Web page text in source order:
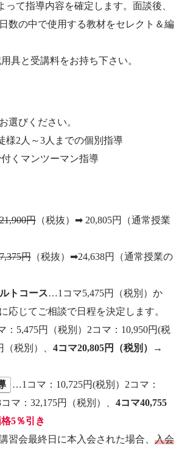
って指導内容を確定します。面談後、
数の中で使用する教材をセレクト＆編
具と受講料をお持ち下さい。
びください。
2人～3人までの個別指導
くマンツーマン指導
21,900円 （税抜）➡ 20,805円（通常授業
円 （税抜）➡24,638円（通常授業の
トコース…1コマ5,475円（税別）か
応じてご相談で日程を決定します。
：5,475円（税別）2コマ：10,950円(税
税別）、 4コマ20,805円（税別）→
…1コマ：10,725円(税別）2コマ：
マ：32,175円（税別）、 4コマ40,755
5％引き
最終日に本入会された場合、 入会